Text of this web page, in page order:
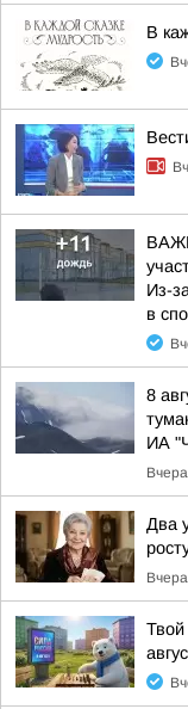
В
Из-
в
8
ИА
Два
Твой